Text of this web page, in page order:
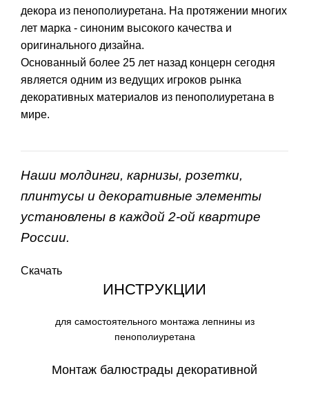
декора из пенополиуретана. На протяжении многих
лет марка - синоним высокого качества и
оригинального дизайна.
Основанный более 25 лет назад концерн сегодня
является одним из ведущих игроков рынка
декоративных материалов из пенополиуретана в
мире.
Наши молдинги, карнизы, розетки,
плинтусы и декоративные элементы
установлены в каждой 2-ой квартире
России.
Скачать
ИНСТРУКЦИИ
для самостоятельного монтажа лепнины из
пенополиуретана
Монтаж балюстрады декоративной